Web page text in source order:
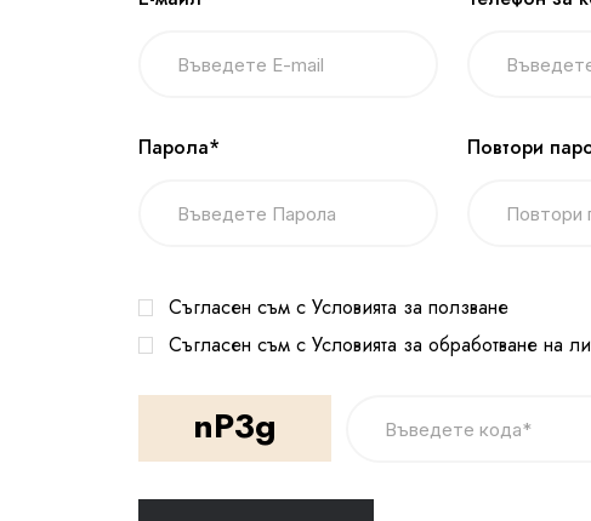
Парола* Повтори
Съгласен съм с Условията за ползване
Съгласен съм с Условията за обработване на
nP3g